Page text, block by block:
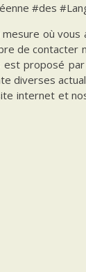
#des
où vous
de contacter
proposé
diverses
internet et